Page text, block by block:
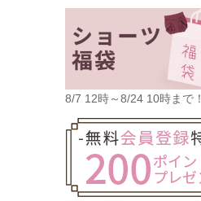
8/7 12時～8/24 10時まで！